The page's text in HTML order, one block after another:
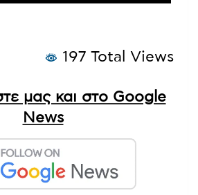
197 Total Views
μας και στο Google
News